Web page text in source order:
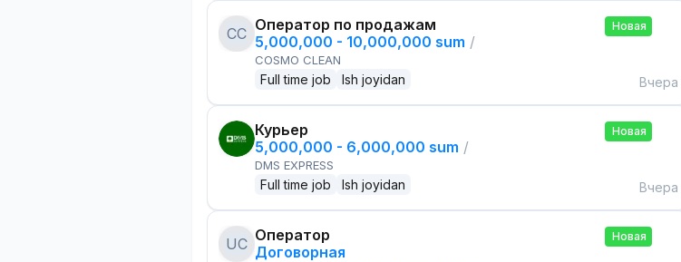
CC Оператор по продажам
5,000,000 - 10,000,000 sum /
COSMO CLEAN
Full time job Ish joyidan
Новая
Вчера
Курьер
5,000,000 - 6,000,000 sum /
DMS EXPRESS
Full time job Ish joyidan
Новая
Вчера
UC Оператор
Договорная
Новая